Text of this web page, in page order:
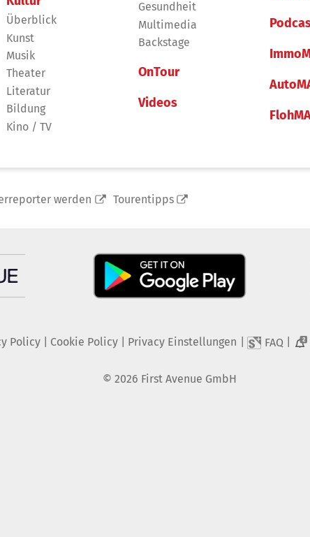
Überblick
Kunst
Musik
Theater
Literatur
Bildung
Kino / TV
Gesundheit
Multimedia
Backstage
OnTour
Videos
werden Tourentipps
Policy| Cookie Policy| Privacy Einstellungen FAQ 2
© 2026 First Avenue GmbH